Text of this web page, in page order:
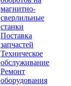
магнитно-
сверлильные
станки
Поставка
запчастей
Техническое
обслуживание
Ремонт
оборудования